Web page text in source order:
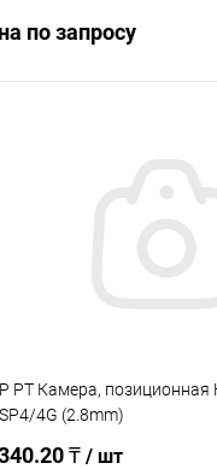
по запросу
PT Камера, позиционная
4G (2.8mm)
₸ / шт